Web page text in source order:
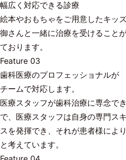
幅広く対応できる診療
絵本やおもちゃをご用意したキッ
御さんと一緒に治療を受けること
ております。
Feature 03
歯科医療のプロフェッショナルが
チームで対応します。
医療スタッフが歯科治療に専念で
で、医療スタッフは自身の専門ス
スを発揮でき、それが患者様によ
と考えています。